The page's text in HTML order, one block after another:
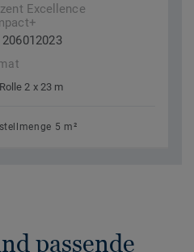
Excellence
Rolle 2 x 23 m
5 m²
passende